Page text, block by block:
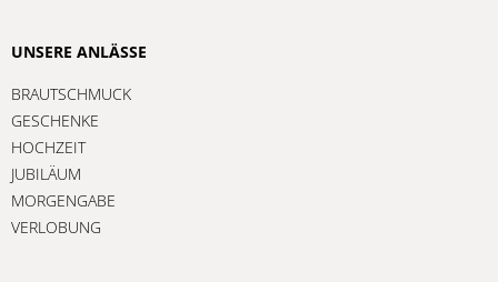
UNSERE ANLÄSSE
BRAUTSCHMUCK
GESCHENKE
HOCHZEIT
JUBILÄUM
MORGENGABE
VERLOBUNG